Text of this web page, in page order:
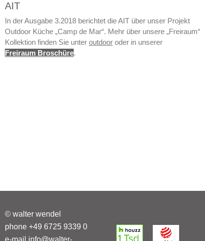
AIT
In der Ausgabe 3.2018 berichtet die AIT über unser Projekt
Outdoor Küche „Camp de Mar“. Mehr über unsere „Freiraum“
Kollektion finden Sie unter outdoor oder in unserer
Freiraum Broschüre.
© walter wendel
phone +49 6725 9339 0